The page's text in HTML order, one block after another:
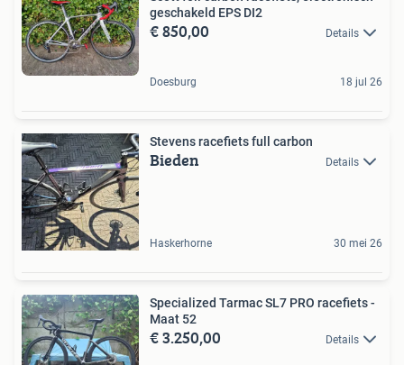
geschakeld EPS DI2
€ 850,00 Details
Doesburg 18 jul 26
Stevens racefiets full carbon
Bieden Details
Haskerhorne 30 mei 26
Specialized Tarmac SL7 PRO racefiets -
Maat 52
€ 3.250,00 Details